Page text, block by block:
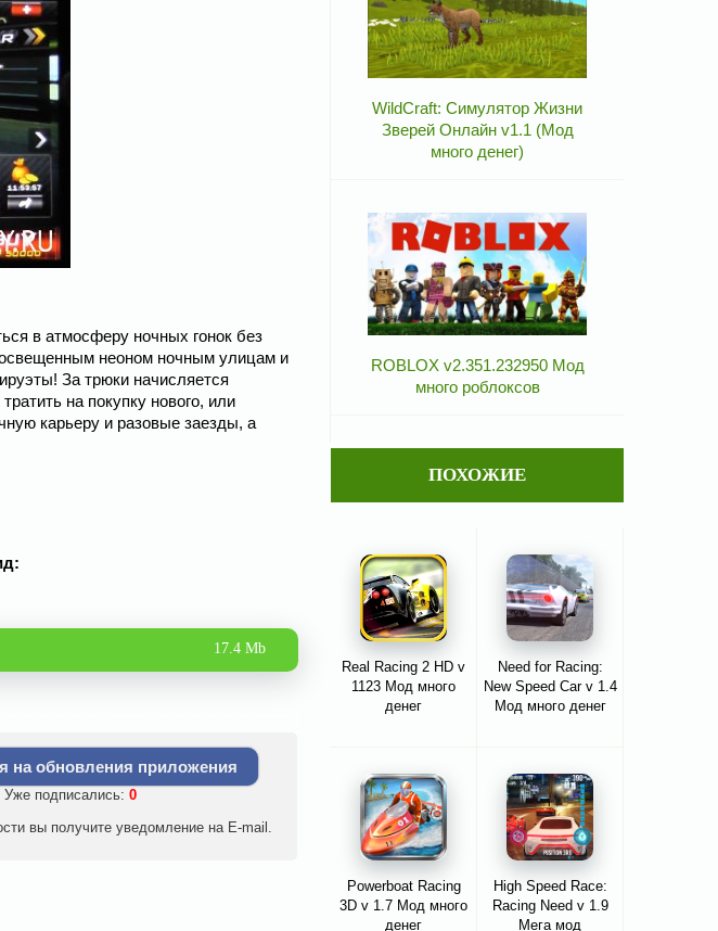
в атмосферу ночных гонок без
освещенным неоном ночным улицам и
За трюки начисляется
на покупку нового, или
карьеру и разовые заезды, а
17.4 Mb
на обновления приложения
Уже подписались: 0
вы получите уведомление на E-mail.
WildCraft: Симулятор Жизни
Зверей Онлайн v1.1 (Мод
много денег)
ROBLOX v2.351.232950 Мод
много роблоксов
ПОХОЖИЕ
Real Racing 2 HD v
1123 Мод много
денег
Need for Racing:
New Speed Car v 1.4
Мод много денег
Powerboat Racing
3D v 1.7 Мод много
денег
High Speed Race:
Racing Need v 1.9
Мега мод